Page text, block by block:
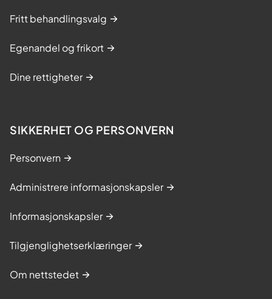
Fritt behandlingsvalg
Egenandel og frikort
Dine rettigheter
SIKKERHET OG PERSONVERN
Personvern
Administrere informasjonskapsler
Informasjonskapsler
Tilgjenglighetserklæringer
Om nettstedet